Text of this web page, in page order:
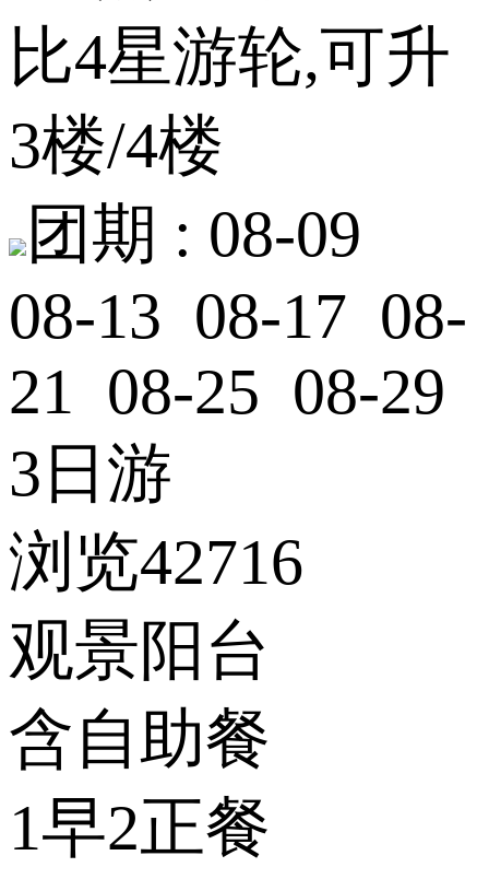
比4星游轮,可升
3楼/4楼
团期 : 08-09
08-13 08-17 08-
21 08-25 08-29
3日游
浏览42716
观景阳台
含自助餐
1早2正餐